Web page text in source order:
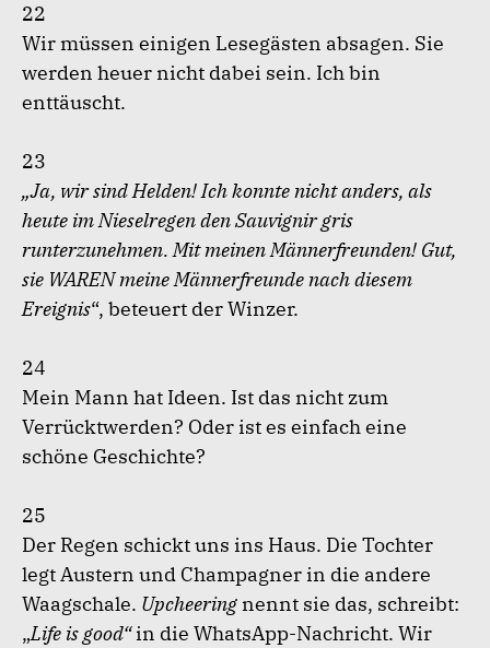
22
Wir müssen einigen Lesegästen absagen. Sie
werden heuer nicht dabei sein. Ich bin
enttäuscht.
23
„Ja, wir sind Helden! Ich konnte nicht anders, als
heute im Nieselregen den Sauvignir gris
runterzunehmen. Mit meinen Männerfreunden! Gut,
sie WAREN meine Männerfreunde nach diesem
Ereignis“, beteuert der Winzer.
24
Mein Mann hat Ideen. Ist das nicht zum
Verrücktwerden? Oder ist es einfach eine
schöne Geschichte?
25
Der Regen schickt uns ins Haus. Die Tochter
legt Austern und Champagner in die andere
Waagschale. Upcheering nennt sie das, schreibt:
„Life is good“in die WhatsApp-Nachricht. Wir